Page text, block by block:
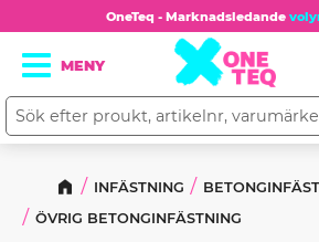
Meny
OneTeq - Marknadsledande
INFÄSTNING
ÖVRIG BETONGINFÄSTNING